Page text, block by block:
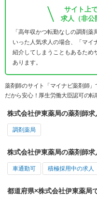
サイト上
求人（非公
「高年収かつ転勤なしの調剤
いった人気求人の場合、「マイ
紹介してしまうこともあるため
あります。
薬剤師のサイト「マイナビ薬剤師
だから安心！厚生労働大臣認可の転
株式会社伊東薬局の薬剤師
調剤薬局
株式会社伊東薬局の薬剤師
車通勤可 積極採用中の求人
都道府県×株式会社伊東薬局